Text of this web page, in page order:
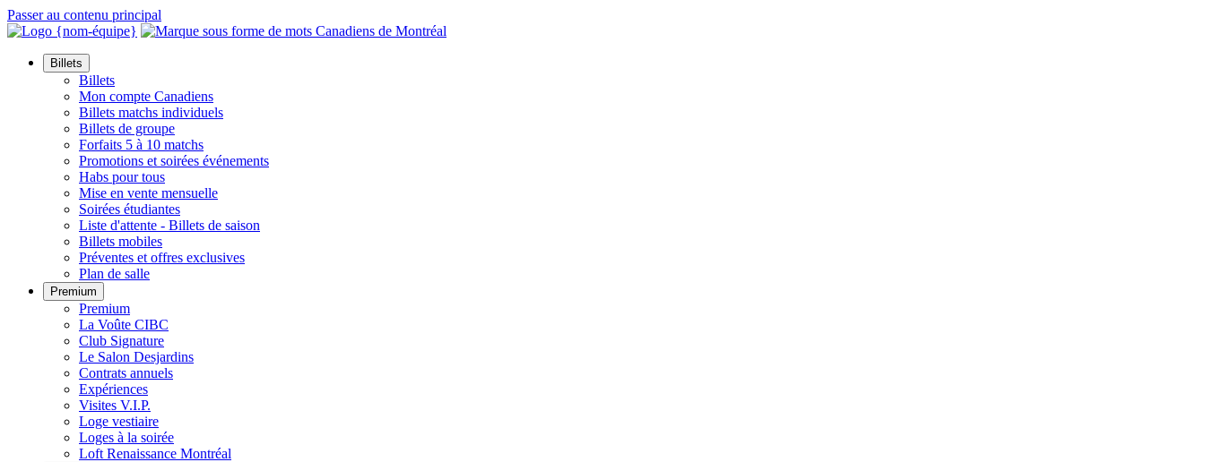
Passer au contenu principal
Billets
Billets
Mon compte Canadiens
Billets matchs individuels
Billets de groupe
Forfaits 5 à 10 matchs
Promotions et soirées événements
Habs pour tous
Mise en vente mensuelle
Soirées étudiantes
Liste d'attente - Billets de saison
Billets mobiles
Préventes et offres exclusives
Plan de salle
Premium
Premium
La Voûte CIBC
Club Signature
Le Salon Desjardins
Contrats annuels
Expériences
Visites V.I.P.
Loge vestiaire
Loges à la soirée
Loft Renaissance Montréal